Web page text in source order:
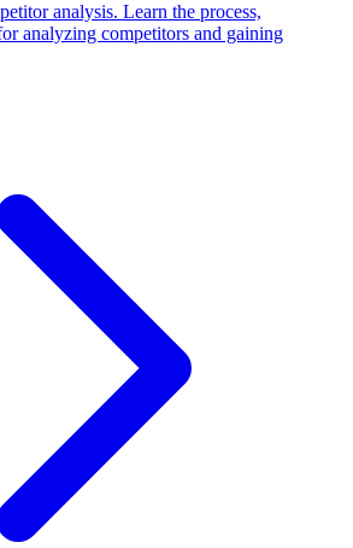
analysis. Learn the process,
analyzing competitors and gaining